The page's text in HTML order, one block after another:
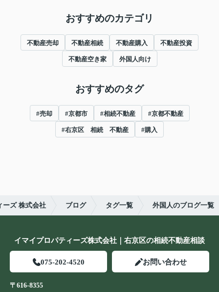
おすすめのカテゴリ
不動産売却 不動産相続 不動産購入 不動産投資
不動産空き家 外国人向け
おすすめのタグ
#売却 #京都市 #相続不動産 #京都不動産
#右京区 相続 不動産 #購入
ーズ 株式会社 ブログ タグ一覧 外国人のブログ一覧
イマイプロパティーズ株式会社｜右京区の相続不動産相談
075-202-4520 お問い合わせ
〒616-8355